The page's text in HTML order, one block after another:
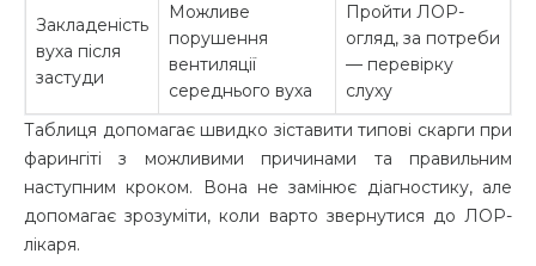
Закладеність
вуха після
застуди
Можливе
порушення
вентиляції
середнього вуха
Пройти ЛОР-
огляд, за потреби
— перевірку
слуху
Таблиця допомагає швидко зіставити типові скарги при
фарингіті з можливими причинами та правильним
наступним кроком. Вона не замінює діагностику, але
допомагає зрозуміти, коли варто звернутися до ЛОР-
лікаря.